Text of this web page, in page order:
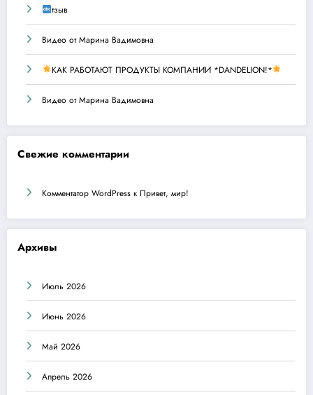
тзыв
Видео от Марина Вадимовна
КАК РАБОТАЮТ ПРОДУКТЫ КОМПАНИИ *DANDELION!*
Видео от Марина Вадимовна
Свежие комментарии
Комментатор WordPress к Привет, мир!
Архивы
Июль 2026
Июнь 2026
Май 2026
Апрель 2026